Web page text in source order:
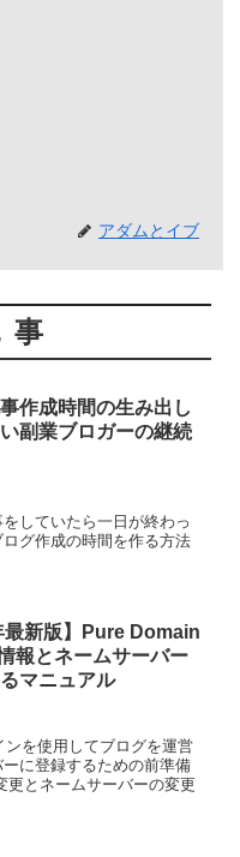
アダムとイブ
作成時間の生み出し
副業ブロガーの継続
していたら一日が終わっ
グ作成の時間を作る方法
最新版】Pure Domain
報とネームサーバー
マニュアル
ンを使用してブログを運営
に登録するための前準備
更とネームサーバーの変更